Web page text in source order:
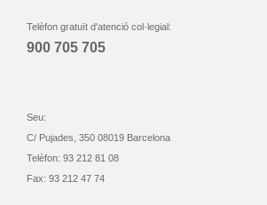
Telèfon gratuït d'atenció col·legial:
900 705 705
Seu:
C/ Pujades, 350 08019 Barcelona
Telèfon: 93 212 81 08
Fax: 93 212 47 74